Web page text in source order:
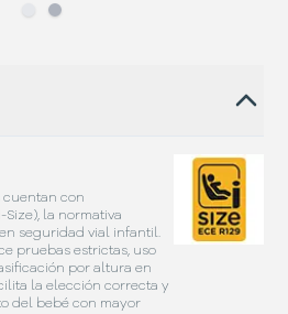
SlideSlide
cuentan con
Size), la normativa
seguridad vial infantil.
pruebas estrictas, uso
por altura en
la elección correcta y
del bebé con mayor